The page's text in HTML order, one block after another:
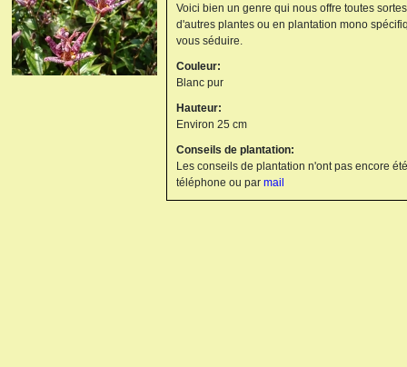
Voici bien un genre qui nous offre toutes
d'autres plantes ou en plantation mono
vous séduire.
Couleur:
Blanc pur
Hauteur:
Environ 25 cm
Conseils de plantation:
Les conseils de plantation n'ont pas encore
téléphone ou par mail